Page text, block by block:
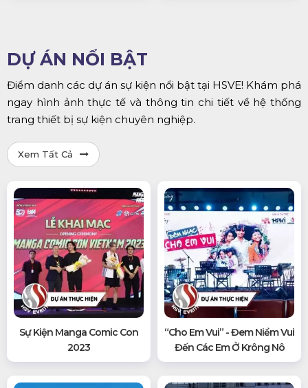
DỰ ÁN NỔI BẬT
Điểm danh các dự án sự kiện nổi bật tại HSVE! Khám phá
ngay hình ảnh thực tế và thông tin chi tiết về hệ thống
trang thiết bị sự kiện chuyên nghiệp.
Xem Tất Cả
Sự Kiện Manga Comic Con
2023
“Cho Em Vui” - Đem Niềm Vui
Đến Các Em Ở Krông Nô